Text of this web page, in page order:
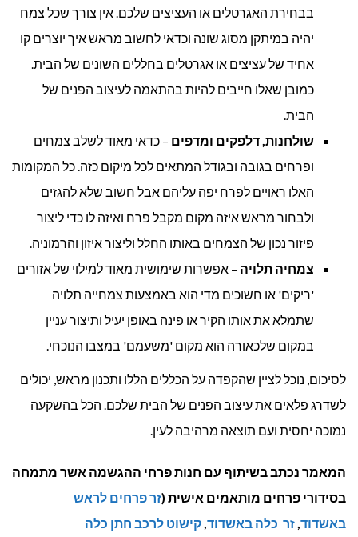
בבחירת האגרטלים או העציצים שלכם. אין צורך שכל צמח
יהיה במיתקן מסוג שונה וכדאי לחשוב מראש איך יוצרים קו
אחיד של עציצים או אגרטלים בחללים השונים של הבית.
כמובן שאלו חייבים להיות בהתאמה לעיצוב הפנים של
הבית.
שולחנות, דלפקים ומדפים – כדאי מאוד לשלב צמחים
ופרחים בגובה ובגודל המתאים לכל מיקום כזה. כל המקומות
האלו ראויים לפרח יפה עליהם אבל חשוב שלא להגזים
ולבחור מראש איזה מקום מקבל פרח ואיזה לו כדי ליצור
פיזור נכון של הצמחים באותו החלל וליצור איזון והרמוניה.
צמחיה תלויה – אפשרות שימושית מאוד למילוי של אזורים
'ריקים' או חשוכים מדי הוא באמצעות צמחייה תלויה
שתמלא את אותו הקיר או פינה באופן יעיל ותיצור עניין
במקום שלכאורה הוא מקום 'משעמם' במצבו הנוכחי.
לסיכום, נוכל לציין שהקפדה על הכללים הללו ותכנון מראש, יכולים
לשדרג פלאים את עיצוב הפנים של הבית שלכם. הכל בהשקעה
נמוכה יחסית ועם תוצאה מרהיבה לעין.
המאמר נכתב בשיתוף עם חנות פרחי ההגשמה אשר מתמחה
בסידורי פרחים מותאמים אישית (זר פרחים לראש
באשדוד,זר כלה באשדוד,קישוט לרכב חתן כלה